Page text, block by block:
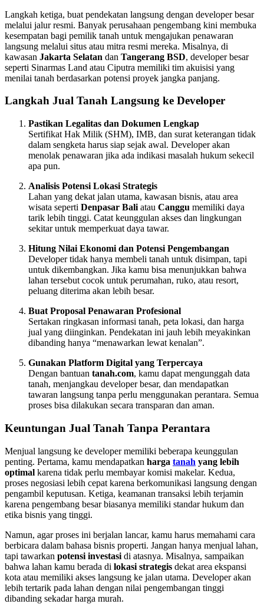
Langkah ketiga, buat pendekatan langsung dengan developer besar
melalui jalur resmi. Banyak perusahaan pengembang kini membuka
kesempatan bagi pemilik tanah untuk mengajukan penawaran
langsung melalui situs atau mitra resmi mereka. Misalnya, di
kawasan Jakarta Selatan dan Tangerang BSD, developer besar
seperti Sinarmas Land atau Ciputra memiliki tim akuisisi yang
menilai tanah berdasarkan potensi proyek jangka panjang.
Langkah Jual Tanah Langsung ke Developer
Pastikan Legalitas dan Dokumen Lengkap
Sertifikat Hak Milik (SHM), IMB, dan surat keterangan tidak
dalam sengketa harus siap sejak awal. Developer akan
menolak penawaran jika ada indikasi masalah hukum sekecil
apa pun.
Analisis Potensi Lokasi Strategis
Lahan yang dekat jalan utama, kawasan bisnis, atau area
wisata seperti Denpasar Bali atau Canggu memiliki daya
tarik lebih tinggi. Catat keunggulan akses dan lingkungan
sekitar untuk memperkuat daya tawar.
Hitung Nilai Ekonomi dan Potensi Pengembangan
Developer tidak hanya membeli tanah untuk disimpan, tapi
untuk dikembangkan. Jika kamu bisa menunjukkan bahwa
lahan tersebut cocok untuk perumahan, ruko, atau resort,
peluang diterima akan lebih besar.
Buat Proposal Penawaran Profesional
Sertakan ringkasan informasi tanah, peta lokasi, dan harga
jual yang diinginkan. Pendekatan ini jauh lebih meyakinkan
dibanding hanya “menawarkan lewat kenalan”.
Gunakan Platform Digital yang Terpercaya
Dengan bantuan tanah.com, kamu dapat mengunggah data
tanah, menjangkau developer besar, dan mendapatkan
tawaran langsung tanpa perlu menggunakan perantara. Semua
proses bisa dilakukan secara transparan dan aman.
Keuntungan Jual Tanah Tanpa Perantara
Menjual langsung ke developer memiliki beberapa keunggulan
penting. Pertama, kamu mendapatkan harga tanah yang lebih
optimal karena tidak perlu membayar komisi makelar. Kedua,
proses negosiasi lebih cepat karena berkomunikasi langsung dengan
pengambil keputusan. Ketiga, keamanan transaksi lebih terjamin
karena pengembang besar biasanya memiliki standar hukum dan
etika bisnis yang tinggi.
Namun, agar proses ini berjalan lancar, kamu harus memahami cara
berbicara dalam bahasa bisnis properti. Jangan hanya menjual lahan,
tapi tawarkan potensi investasi di atasnya. Misalnya, sampaikan
bahwa lahan kamu berada di lokasi strategis dekat area ekspansi
kota atau memiliki akses langsung ke jalan utama. Developer akan
lebih tertarik pada lahan dengan nilai pengembangan tinggi
dibanding sekadar harga murah.